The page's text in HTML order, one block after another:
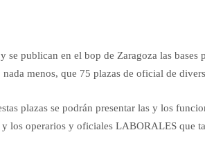
se publican en el bop de Zaragoza las
nada menos, que 75 plazas de oficial de
plazas se podrán presentar las y los
y los operarios y oficiales LABORALES que